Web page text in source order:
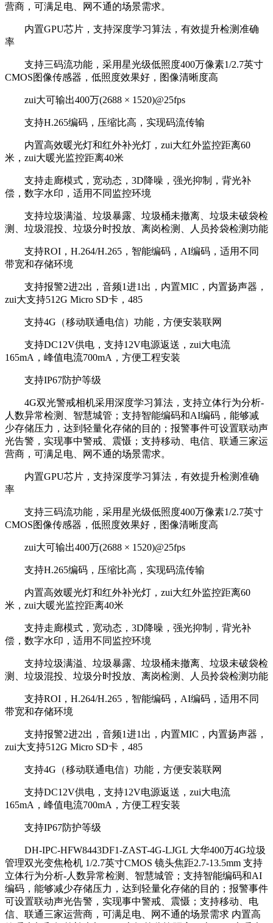
营商，可满足电、网不通的场景需求。
内置GPU芯片，支持深度学习算法，有效提升检测准确
率
支持三码流功能，采用星光级低照度400万像素1/2.7英寸
CMOS图像传感器，低照度效果好，图像清晰度高
zui大可输出400万(2688 × 1520)@25fps
支持H.265编码，压缩比高，实现码流传输
内置高效暖光灯和红外补光灯，zui大红外监控距离60
米，zui大暖光监控距离40米
支持走廊模式，宽动态，3D降噪，强光抑制，背光补
偿，数字水印，适用不同监控环境
支持垃圾满溢、垃圾暴露、垃圾桶未撤离、垃圾未破袋检
测、垃圾混投、垃圾分时投放、离岗检测、人员拎袋检测功能
支持ROI，H.264/H.265，智能编码，AI编码，适用不同
带宽和存储环境
支持报警2进2出，音频1进1出，内置MIC，内置扬声器，
zui大支持512G Micro SD卡，485
支持4G（移动联通电信）功能，方便安装联网
支持DC12V供电，支持12V电源返送，zui大电流
165mA，峰值电流700mA，方便工程安装
支持IP67防护等级
4G双光警戒相机采用深度学习算法，支持立体行为分析-
人数异常检测、智慧城管；支持智能编码和AI编码，能够减
少存储压力，达到轻量化存储的目的；报警事件可设置联动声
光告警，实现事中警戒、震慑；支持移动、电信、联通三家运
营商，可满足电、网不通的场景需求。
内置GPU芯片，支持深度学习算法，有效提升检测准确
率
支持三码流功能，采用星光级低照度400万像素1/2.7英寸
CMOS图像传感器，低照度效果好，图像清晰度高
zui大可输出400万(2688 × 1520)@25fps
支持H.265编码，压缩比高，实现码流传输
内置高效暖光灯和红外补光灯，zui大红外监控距离60
米，zui大暖光监控距离40米
支持走廊模式，宽动态，3D降噪，强光抑制，背光补
偿，数字水印，适用不同监控环境
支持垃圾满溢、垃圾暴露、垃圾桶未撤离、垃圾未破袋检
测、垃圾混投、垃圾分时投放、离岗检测、人员拎袋检测功能
支持ROI，H.264/H.265，智能编码，AI编码，适用不同
带宽和存储环境
支持报警2进2出，音频1进1出，内置MIC，内置扬声器，
zui大支持512G Micro SD卡，485
支持4G（移动联通电信）功能，方便安装联网
支持DC12V供电，支持12V电源返送，zui大电流
165mA，峰值电流700mA，方便工程安装
支持IP67防护等级
DH-IPC-HFW8443DF1-ZAST-4G-LJGL 大华400万4G垃圾
管理双光变焦枪机 1/2.7英寸CMOS 镜头焦距2.7-13.5mm 支持
立体行为分析-人数异常检测、智慧城管；支持智能编码和AI
编码，能够减少存储压力，达到轻量化存储的目的；报警事件
可设置联动声光告警，实现事中警戒、震慑；支持移动、电
信、联通三家运营商，可满足电、网不通的场景需求 内置高